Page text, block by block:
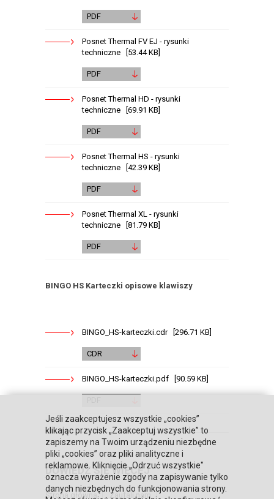
PDF
Posnet Thermal FV EJ - rysunki
techniczne [53.44 KB]
PDF
Posnet Thermal HD - rysunki
techniczne [69.91 KB]
PDF
Posnet Thermal HS - rysunki
techniczne [42.39 KB]
PDF
Posnet Thermal XL - rysunki
techniczne [81.79 KB]
PDF
BINGO HS Karteczki opisowe klawiszy
BINGO_HS-karteczki.cdr [296.71 KB]
CDR
BINGO_HS-karteczki.pdf [90.59 KB]
DOWIEDZ SIĘ WIĘCEJ
Strona główna Zaufali nam
Jeśli zaakceptujesz wszystkie „cookies”
klikając przycisk „Zaakceptuj wszystkie” to
zapiszemy na Twoim urządzeniu niezbędne
pliki „cookies” oraz pliki analityczne i
reklamowe. Kliknięcie „Odrzuć wszystkie"
oznacza wyrażenie zgody na zapisywanie tylko
danych niezbędnych do funkcjonowania strony.